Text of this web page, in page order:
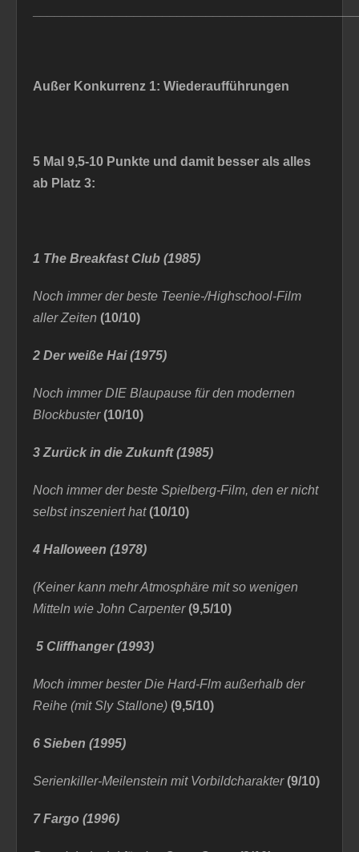
Außer Konkurrenz 1: Wiederaufführungen
5 Mal 9,5-10 Punkte und damit besser als alles
ab Platz 3:
1 The Breakfast Club (1985)
Noch immer der beste Teenie-/Highschool-Film
aller Zeiten (10/10)
2 Der weiße Hai (1975)
Noch immer DIE Blaupause für den modernen
Blockbuster(10/10)
3 Zurück in die Zukunft (1985)
Noch immer der beste Spielberg-Film, den er nicht
selbst inszeniert hat(10/10)
4 Halloween (1978)
(Keiner kann mehr Atmosphäre mit so wenigen
Mitteln wie John Carpenter(9,5/10)
5 Cliffhanger (1993)
Moch immer bester Die Hard-Flm außerhalb der
Reihe (mit Sly Stallone) (9,5/10)
6 Sieben (1995)
Serienkiller-Meilenstein mit Vorbildcharakter(9/10)
7 Fargo (1996)